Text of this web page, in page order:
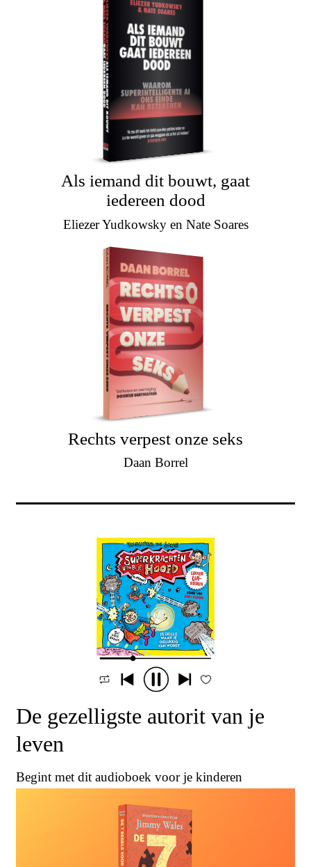
Als iemand dit bouwt, gaat
iedereen dood
Eliezer Yudkowsky en Nate Soares
Rechts verpest onze seks
Daan Borrel
De gezelligste autorit van je
leven
Begint met dit audioboek voor je kinderen